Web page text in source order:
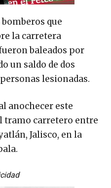
que
la carretera
baleados por
un saldo de dos
lesionadas.
anochecer este
tramo carretero entre
Jalisco, en la